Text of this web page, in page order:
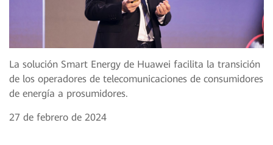
La solución Smart Energy de Huawei facilita la transición
de los operadores de telecomunicaciones de consumidores
de energía a prosumidores.
27 de febrero de 2024